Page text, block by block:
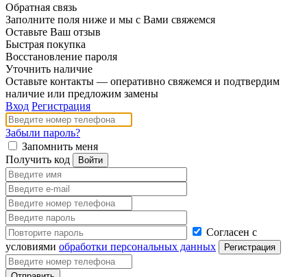
Обратная связь
Заполните поля ниже и мы с Вами свяжемся
Оставьте Ваш отзыв
Быстрая покупка
Восстановление пароля
Уточнить наличие
Оставьте контакты — оперативно свяжемся и подтвердим
наличие или предложим замены
Вход Регистрация
Забыли пароль?
Запомнить меня
Получить код
Согласен с
условиями обработки персональных данных